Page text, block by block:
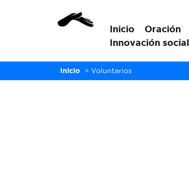
Inicio Oración
Innovación social
Inicio > Voluntarios